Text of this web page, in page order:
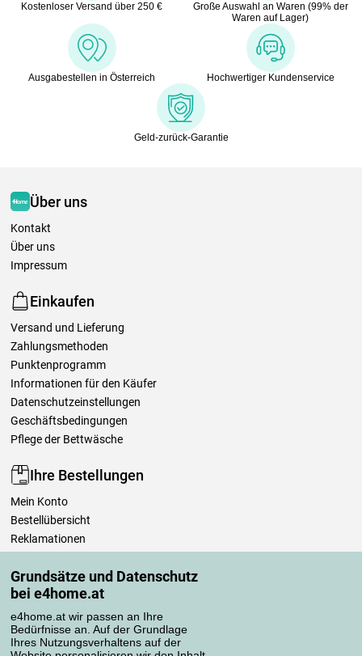
Grundsätze und Datenschutz
bei e4home.at
e4home.at wir passen an Ihre
Bedürfnisse an. Auf der Grundlage
Ihres Nutzungsverhaltens auf der
Kostenloser Versand über 250 €
Große Auswahl an Waren (99% der
Waren auf Lager)
Ausgabestellen in Österreich Hochwertiger Kundenservice
Geld-zurück-Garantie
Über uns
Kontakt
Über uns
Impressum
Einkaufen
Versand und Lieferung
Zahlungsmethoden
Punktenprogramm
Informationen für den Käufer
Datenschutzeinstellungen
Geschäftsbedingungen
Pflege der Bettwäsche
Ihre Bestellungen
Mein Konto
Bestellübersicht
Reklamationen
Einfach mehr wissen
Richtlinien zur Verarbeitung von Bewertungen
Transportarten